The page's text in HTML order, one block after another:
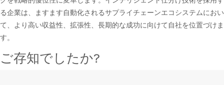
る企業は、ますます自動化されるサプライチェーンエコシステムにおい
て、より高い収益性、拡張性、長期的な成功に向けて自社を位置づけま
す。
ご存知でしたか?